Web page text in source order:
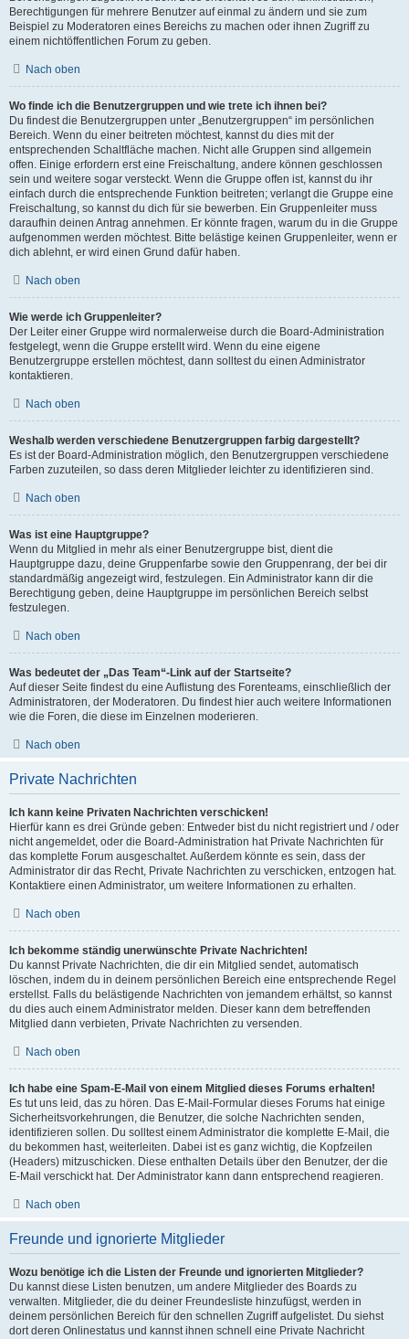
Berechtigungen für mehrere Benutzer auf einmal zu ändern und sie zum
Beispiel zu Moderatoren eines Bereichs zu machen oder ihnen Zugriff zu
einem nichtöffentlichen Forum zu geben.
Nach oben
Wo finde ich die Benutzergruppen und wie trete ich ihnen bei?
Du findest die Benutzergruppen unter „Benutzergruppen“ im persönlichen
Bereich. Wenn du einer beitreten möchtest, kannst du dies mit der
entsprechenden Schaltfläche machen. Nicht alle Gruppen sind allgemein
offen. Einige erfordern erst eine Freischaltung, andere können geschlossen
sein und weitere sogar versteckt. Wenn die Gruppe offen ist, kannst du ihr
einfach durch die entsprechende Funktion beitreten; verlangt die Gruppe eine
Freischaltung, so kannst du dich für sie bewerben. Ein Gruppenleiter muss
daraufhin deinen Antrag annehmen. Er könnte fragen, warum du in die Gruppe
aufgenommen werden möchtest. Bitte belästige keinen Gruppenleiter, wenn er
dich ablehnt, er wird einen Grund dafür haben.
Nach oben
Wie werde ich Gruppenleiter?
Der Leiter einer Gruppe wird normalerweise durch die Board-Administration
festgelegt, wenn die Gruppe erstellt wird. Wenn du eine eigene
Benutzergruppe erstellen möchtest, dann solltest du einen Administrator
kontaktieren.
Nach oben
Weshalb werden verschiedene Benutzergruppen farbig dargestellt?
Es ist der Board-Administration möglich, den Benutzergruppen verschiedene
Farben zuzuteilen, so dass deren Mitglieder leichter zu identifizieren sind.
Nach oben
Was ist eine Hauptgruppe?
Wenn du Mitglied in mehr als einer Benutzergruppe bist, dient die
Hauptgruppe dazu, deine Gruppenfarbe sowie den Gruppenrang, der bei dir
standardmäßig angezeigt wird, festzulegen. Ein Administrator kann dir die
Berechtigung geben, deine Hauptgruppe im persönlichen Bereich selbst
festzulegen.
Nach oben
Was bedeutet der „Das Team“-Link auf der Startseite?
Auf dieser Seite findest du eine Auflistung des Forenteams, einschließlich der
Administratoren, der Moderatoren. Du findest hier auch weitere Informationen
wie die Foren, die diese im Einzelnen moderieren.
Nach oben
Private Nachrichten
Ich kann keine Privaten Nachrichten verschicken!
Hierfür kann es drei Gründe geben: Entweder bist du nicht registriert und / oder
nicht angemeldet, oder die Board-Administration hat Private Nachrichten für
das komplette Forum ausgeschaltet. Außerdem könnte es sein, dass der
Administrator dir das Recht, Private Nachrichten zu verschicken, entzogen hat.
Kontaktiere einen Administrator, um weitere Informationen zu erhalten.
Nach oben
Ich bekomme ständig unerwünschte Private Nachrichten!
Du kannst Private Nachrichten, die dir ein Mitglied sendet, automatisch
löschen, indem du in deinem persönlichen Bereich eine entsprechende Regel
erstellst. Falls du belästigende Nachrichten von jemandem erhältst, so kannst
du dies auch einem Administrator melden. Dieser kann dem betreffenden
Mitglied dann verbieten, Private Nachrichten zu versenden.
Nach oben
Ich habe eine Spam-E-Mail von einem Mitglied dieses Forums erhalten!
Es tut uns leid, das zu hören. Das E-Mail-Formular dieses Forums hat einige
Sicherheitsvorkehrungen, die Benutzer, die solche Nachrichten senden,
identifizieren sollen. Du solltest einem Administrator die komplette E-Mail, die
du bekommen hast, weiterleiten. Dabei ist es ganz wichtig, die Kopfzeilen
(Headers) mitzuschicken. Diese enthalten Details über den Benutzer, der die
E-Mail verschickt hat. Der Administrator kann dann entsprechend reagieren.
Nach oben
Freunde und ignorierte Mitglieder
Wozu benötige ich die Listen der Freunde und ignorierten Mitglieder?
Du kannst diese Listen benutzen, um andere Mitglieder des Boards zu
verwalten. Mitglieder, die du deiner Freundesliste hinzufügst, werden in
deinem persönlichen Bereich für den schnellen Zugriff aufgelistet. Du siehst
dort deren Onlinestatus und kannst ihnen schnell eine Private Nachricht